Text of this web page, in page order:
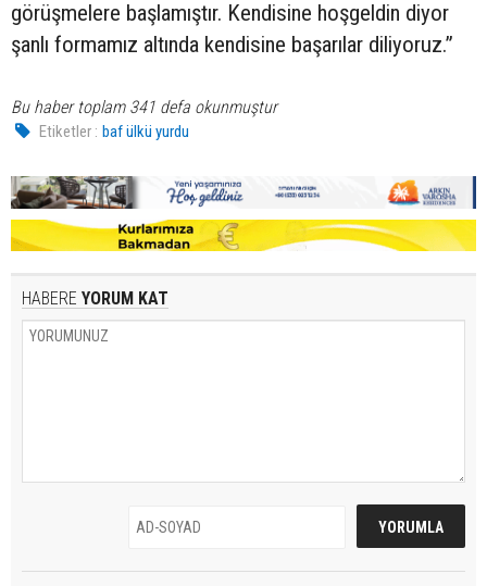
görüşmelere başlamıştır. Kendisine hoşgeldin diyor
şanlı formamız altında kendisine başarılar diliyoruz.”
Bu haber toplam 341 defa okunmuştur
Etiketler : baf ülkü yurdu
HABERE YORUM KAT